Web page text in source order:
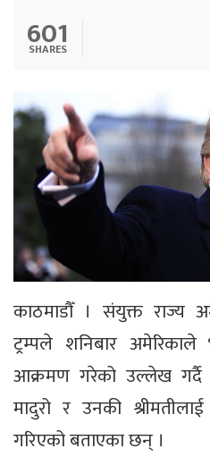
601
SHARES
काठमाडौँ । संयुक्त राज्य
ट्रम्पले शनिबार
आक्रमण गरेको उल्लेख गर्दै
मादुरो र उनकी
गरिएको बताएका छन् ।